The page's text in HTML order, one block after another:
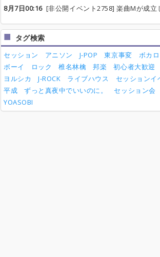
8月7日00:16[非公開イベント2758] 楽曲Mが成立
タグ検索
セッション アニソン J-POP 東京事変 ボカロ
ボーイ
ロック 椎名林檎 邦楽 初心者大歓迎
ヨルシカ
J-ROCK ライブハウス セッションイ
平成
ずっと真夜中でいいのに。 セッション会
YOASOBI